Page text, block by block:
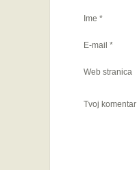
Ime *
E-mail *
Web stranica
Tvoj komentar